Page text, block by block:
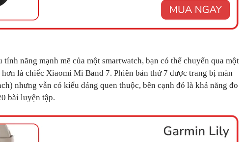
tính năng mạnh mẽ của một smartwatch, bạn có thể chuyển qua một
là chiếc Xiaomi Mi Band 7. Phiên bản thứ 7 được trang bị màn
nhưng vẫn có kiểu dáng quen thuộc, bên cạnh đó là khả năng đo
bài luyện tập.